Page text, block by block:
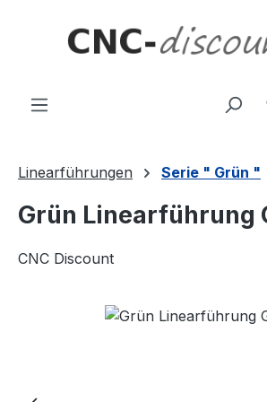
Linearführungen Serie " Grün "
Grün Linearführung
CNC Discount
Bildergalerie überspringen